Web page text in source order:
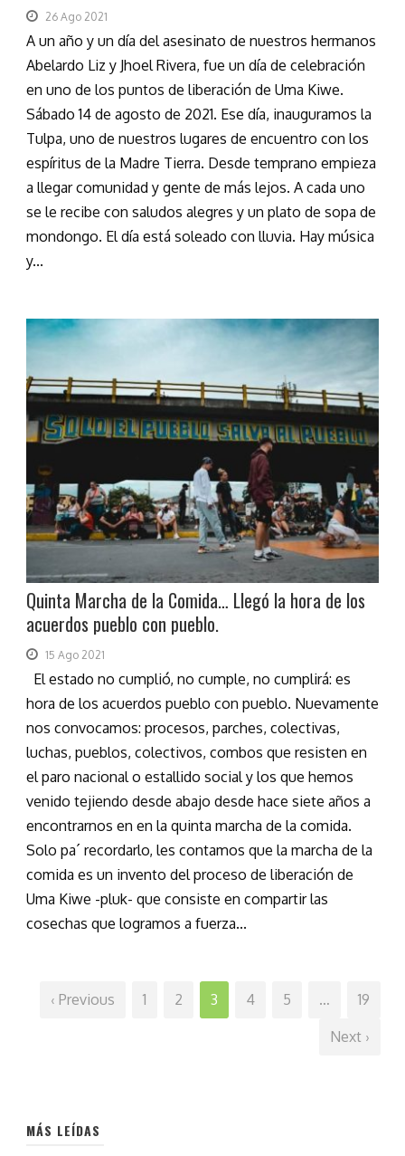
26 Ago 2021
A un año y un día del asesinato de nuestros hermanos
Abelardo Liz y Jhoel Rivera, fue un día de celebración
en uno de los puntos de liberación de Uma Kiwe.
Sábado 14 de agosto de 2021. Ese día, inauguramos la
Tulpa, uno de nuestros lugares de encuentro con los
espíritus de la Madre Tierra. Desde temprano empieza
a llegar comunidad y gente de más lejos. A cada uno
se le recibe con saludos alegres y un plato de sopa de
mondongo. El día está soleado con lluvia. Hay música
y...
Quinta Marcha de la Comida… Llegó la hora de los
acuerdos pueblo con pueblo.
15 Ago 2021
El estado no cumplió, no cumple, no cumplirá: es
hora de los acuerdos pueblo con pueblo. Nuevamente
nos convocamos: procesos, parches, colectivas,
luchas, pueblos, colectivos, combos que resisten en
el paro nacional o estallido social y los que hemos
venido tejiendo desde abajo desde hace siete años a
encontrarnos en en la quinta marcha de la comida.
Solo pa´ recordarlo, les contamos que la marcha de la
comida es un invento del proceso de liberación de
Uma Kiwe -pluk- que consiste en compartir las
cosechas que logramos a fuerza...
‹ Previous 1 2 3 4 5 … 19
Next ›
MÁS LEÍDAS